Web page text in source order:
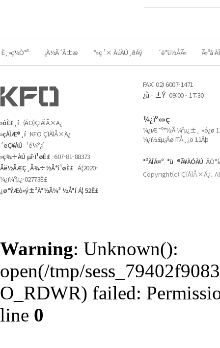
È¸»ç¼Ò°³ ¿À½Ã´Â±æ °­»ç ¹× ÀúÀÚ¸ðÁý ´ë°ü½ÅÃ» Ã»³â
»óÈ£¸í (ÁÖ)ÇÏÀÌÅ×Ä¿
»çÀÌÆ®¸í KFO ÇÏÀÌÅ×Ä¿
´ëÇ¥ÀÚ ¹é¼º¿í
»ç¾÷ÀÚ µî·Ï¹øÈ£ 607-81-88373
Åë½ÅÆÇ¸Å¾÷½Å°í¹øÈ£ Á¦2020-
¼­¿ï¼ºµ¿-02773È£
¿ø°ÝÆò»ý±³À°½Ã¼³ ½Å°í Á¦ 52È£
FAX: 02) 6007-1471
¿ù - ±Ý 09:00 - 17:30
¼­¿ïº»»ç
¼­¿ïÆ¯º°½Ã ¼ºµ¿±¸ »ó¿ø
¼­¿ï½£µ¿Áø ITÅ¸¿ö 11Ãþ
°³ÀÎÁ¤º¸°ü¸®Ã¥ÀÓÀÚ
Copyright(c) ÇÏÀÌÅ×Ä¿.
Warning: Unknown():
open(/tmp/
O_RDWR) failed:
line 0